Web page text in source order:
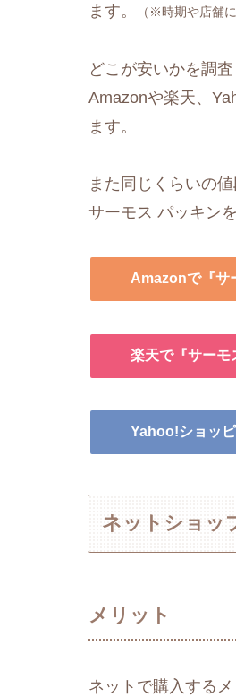
ます。
（※時期や店舗
どこが安いかを調
Amazonや楽天、
ます。
また同じくらいの
サーモス パッキン
Amazonで『サ
楽天で『サー
Yahoo!ショッ
ネットショッ
メリット
ネットで購入する